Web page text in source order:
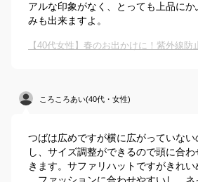
アルな印象がなく、とっても上品に
みも出来ますよ。
ころころあい(40代・女性)
つばは広めですが横に広がっていな
し、サイズ調整ができるので頭に合
きます。サファリハットですがきれ